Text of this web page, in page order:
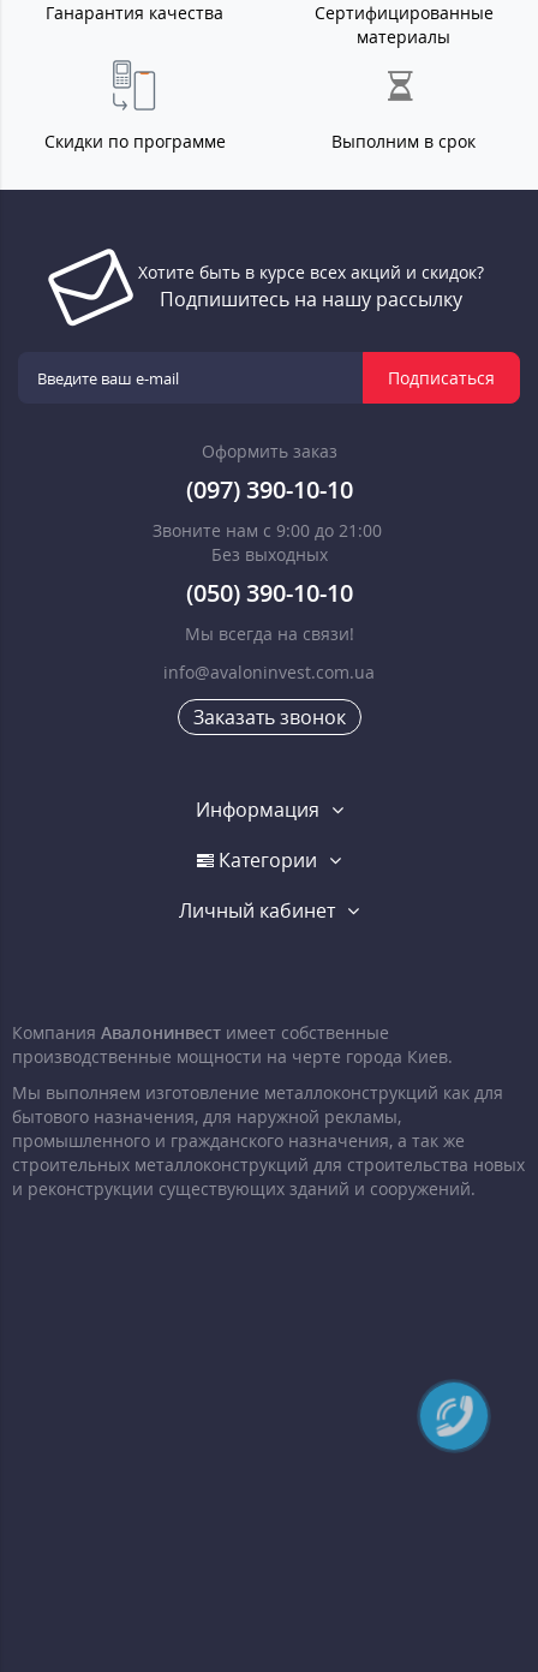
Ганарантия качества
Сертифицированные
материалы
Скидки по программе Выполним в срок
Хотите быть в курсе всех акций и скидок?
Подпишитесь на нашу рассылку
Подписаться
Оформить заказ
(097) 390-10-10
Звоните нам с 9:00 до 21:00
Без выходных
(050) 390-10-10
Мы всегда на связи!
info@avaloninvest.com.ua
Заказать звонок
Информация
Категории
Личный кабинет
Компания Авалонинвест имеет собственные
производственные мощности на черте города Киев.
Мы выполняем изготовление металлоконструкций как для
бытового назначения, для наружной рекламы,
промышленного и гражданского назначения, а так же
строительных металлоконструкций для строительства новых
и реконструкции существующих зданий и сооружений.